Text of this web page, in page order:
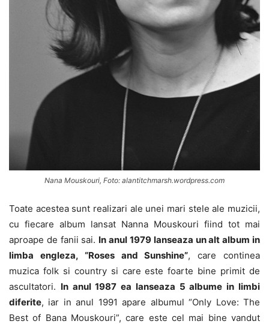
Nana Mouskouri, Foto: alantitchmarsh.wordpress.com
Toate acestea sunt realizari ale unei mari stele ale muzicii,
cu fiecare album lansat Nanna Mouskouri fiind tot mai
aproape de fanii sai. In anul 1979 lanseaza un alt album in
limba engleza, “Roses and Sunshine”, care continea
muzica folk si country si care este foarte bine primit de
ascultatori. In anul 1987 ea lanseaza 5 albume in limbi
diferite, iar in anul 1991 apare albumul “Only Love: The
Best of Bana Mouskouri”, care este cel mai bine vandut